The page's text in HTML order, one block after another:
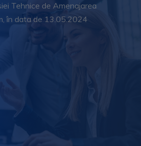
Tehnice de Amenajarea
în data de 13.05.2024